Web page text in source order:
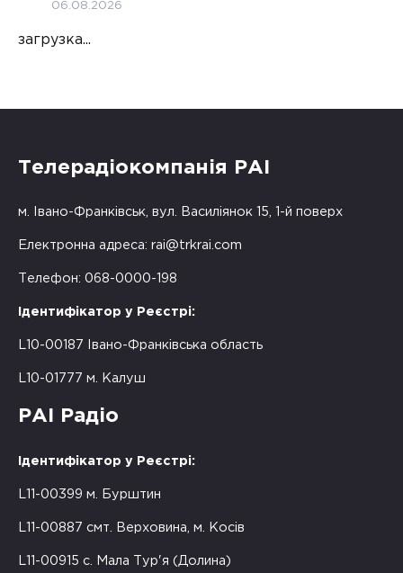
06.08.2026
загрузка...
Телерадіокомпанія РАІ
м. Івано-Франківськ, вул. Василіянок 15, 1-й поверх
Електронна адреса: rai@trkrai.com
Телефон: 068-0000-198
Ідентифікатор у Реєстрі:
L10-00187 Івано-Франківська область
L10-01777 м. Калуш
РАІ Радіо
Ідентифікатор у Реєстрі:
L11-00399 м. Бурштин
L11-00887 смт. Верховина, м. Косів
L11-00915 с. Мала Тур'я (Долина)